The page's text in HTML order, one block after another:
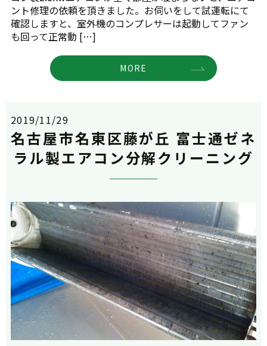
ント修理の依頼を頂きました。お伺いをして試運転にて
確認しますと、室外機のコンプレサーは起動してファン
も回って正常動 […]
MORE
2019/11/29
名古屋市名東区藤が丘 富士通ゼネ
ラル製エアコン分解クリーニング